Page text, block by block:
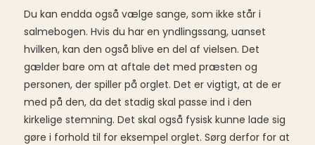
Du kan endda også vælge sange, som ikke står i
salmebogen. Hvis du har en yndlingssang, uanset
hvilken, kan den også blive en del af vielsen. Det
gælder bare om at aftale det med præsten og
personen, der spiller på orglet. Det er vigtigt, at de er
med på den, da det stadig skal passe ind i den
kirkelige stemning. Det skal også fysisk kunne lade sig
gøre i forhold til for eksempel orglet. Sørg derfor for at